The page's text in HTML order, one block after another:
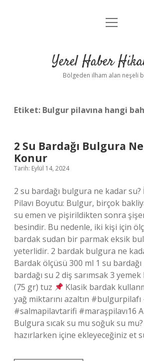
Anasayfa
Yasal Uyarı
menüyü
Yerel Haber
Bölgeden ilham alan neşeli
Etiket: Bulgur pilavına hangi
2 Su Bardağı Bulgura
Konur
Tarih: Eylül 14, 2024
2 su bardağı bulgura ne kadar
Pilavı Boyutu: Bulgur, birçok
su emen ve pişirildikten sonra
besindir. Bu nedenle, iki kişi için
bardak sudan bir parmak eksik
yeterlidir. 2 bardak bulgura ne
Bardak ölçüsü 300 ml 1 su
bardağı su 2 diş sarımsak 3 yemek
(75 gr) tuz
Klasik bardak
yağ miktarını azaltın
#salmapilavtarifi #maraşpilavı16
Bulgura sıcak su mu soğuk su
hazırlarken içine ekleyeceğiniz et